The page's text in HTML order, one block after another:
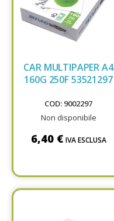
CAR MULTIPAPER A4
160G 250F 53521297
COD: 9002297
Non disponibile
6,40 € IVA ESCLUSA